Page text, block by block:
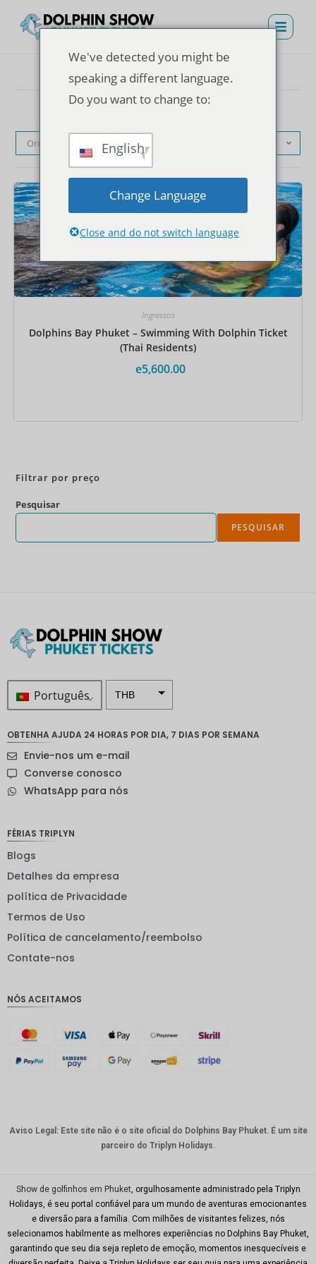
Ordenação padrão
Ingressos
Dolphins Bay Phuket – Swimming With Dolphin Ticket
(Thai Residents)
e5,600.00
Filtrar por preço
Pesquisar
PESQUISAR
Português THB
sueca
neozelan
ienes
EUR
suíço
australia
CNY
TWD
Minhas
Ries
OBTENHA AJUDA 24 HORAS POR DIA, 7 DIAS POR SEMANA
Envie-nos um e-mail
Converse conosco
WhatsApp para nós
FÉRIAS TRIPLYN
Blogs
Detalhes da empresa
política de Privacidade
Termos de Uso
Política de cancelamento/reembolso
Contate-nos
NÓS ACEITAMOS
Aviso Legal: Este site não é o site oficial do Dolphins Bay Phuket. É um site
parceiro do Triplyn Holidays.
Show de golfinhos em Phuket , orgulhosamente administrado pela Triplyn
Holidays, é seu portal confiável para um mundo de aventuras emocionantes
e diversão para a família. Com milhões de visitantes felizes, nós
selecionamos habilmente as melhores experiências no Dolphins Bay Phuket,
garantindo que seu dia seja repleto de emoção, momentos inesquecíveis e
We've detected you might be
speaking a different language.
Do you want to change to:
English
Change Language
Close and do not switch language